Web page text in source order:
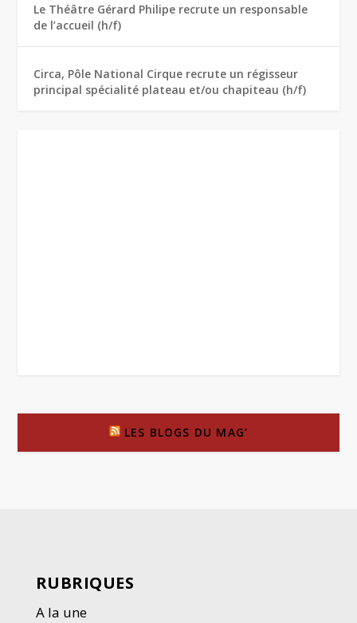
Le Théâtre Gérard Philipe recrute un responsable
de l’accueil (h/f)
Circa, Pôle National Cirque recrute un régisseur
principal spécialité plateau et/ou chapiteau (h/f)
LES BLOGS DU MAG’
RUBRIQUES
A la une